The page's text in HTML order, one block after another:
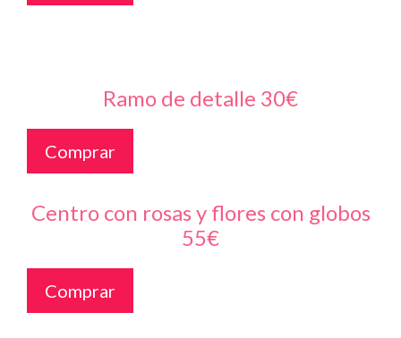
Ramo de detalle 30€
Comprar
Centro con rosas y flores con globos
55€
Comprar